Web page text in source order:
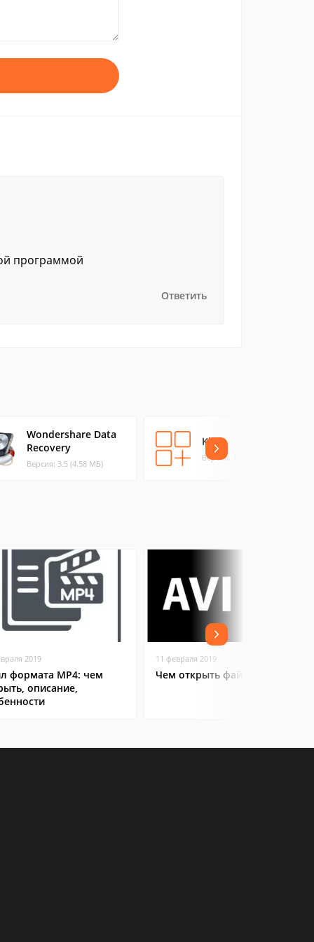
программой
Ответить
Wondershare Data
Recovery
Версия: 3.5 (4.58 МБ)
Klix
Версия: 1.4 (3.42 МБ)
2019
формата MP4: чем
описание,
11 февраля 2019
Чем открыть файл AVI